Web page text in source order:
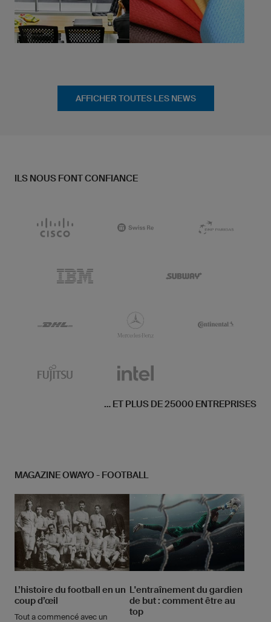
AFFICHER TOUTES LES NEWS
ILS NOUS FONT CONFIANCE
... ET PLUS DE 25000 ENTREPRISES
MAGAZINE OWAYO - FOOTBALL
L’histoire du football en un
coup d’œil
Tout a commencé avec un
L'entraînement du gardien
de but : comment être au
top